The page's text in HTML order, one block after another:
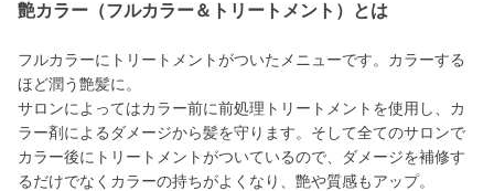
艶カラー（フルカラー＆トリートメント）とは
フルカラーにトリートメントがついたメニューです。カラーする
ほど潤う艶髪に。
サロンによってはカラー前に前処理トリートメントを使用し、カ
ラー剤によるダメージから髪を守ります。そして全てのサロンで
カラー後にトリートメントがついているので、ダメージを補修す
るだけでなくカラーの持ちがよくなり、艶や質感もアップ。